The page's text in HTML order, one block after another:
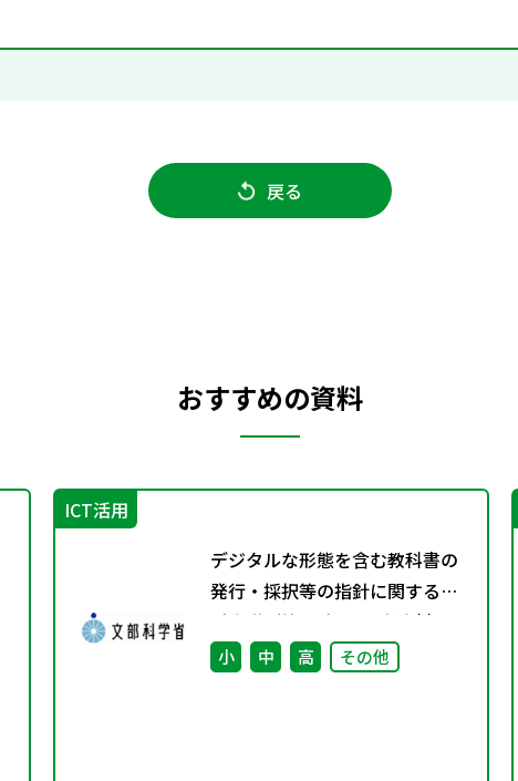
戻る
おすすめの資料
ICT活用
デジタルな形態を含む教科書の
発行・採択等の指針に関する検
討会議（第4回） 配布資料
小 中 高 その他